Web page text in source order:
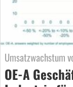
Umsatzwachstum
OE-A